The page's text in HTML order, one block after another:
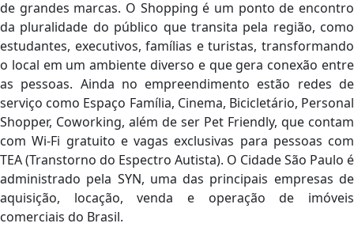
de grandes marcas. O Shopping é um ponto de encontro
da pluralidade do público que transita pela região, como
estudantes, executivos, famílias e turistas, transformando
o local em um ambiente diverso e que gera conexão entre
as pessoas. Ainda no empreendimento estão redes de
serviço como Espaço Família, Cinema, Bicicletário, Personal
Shopper, Coworking, além de ser Pet Friendly, que contam
com Wi-Fi gratuito e vagas exclusivas para pessoas com
TEA (Transtorno do Espectro Autista). O Cidade São Paulo é
administrado pela SYN, uma das principais empresas de
aquisição, locação, venda e operação de imóveis
comerciais do Brasil.